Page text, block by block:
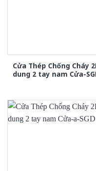
Cửa Thép Chống Cháy
dung 2 tay nam Cửa-